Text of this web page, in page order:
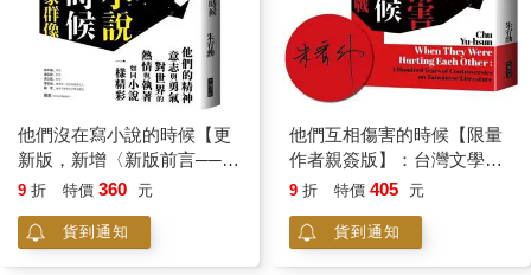
他們沒在寫小說的時候【更
新版，新增〈新版前言──遙
遠的回音〉】：戒嚴台灣小
9 折 特價 360 元
貨到通知
他們互相傷害的時候【限量
作者親簽版】：台灣文學百
年論戰
9 折 特價 405 元
貨到通知